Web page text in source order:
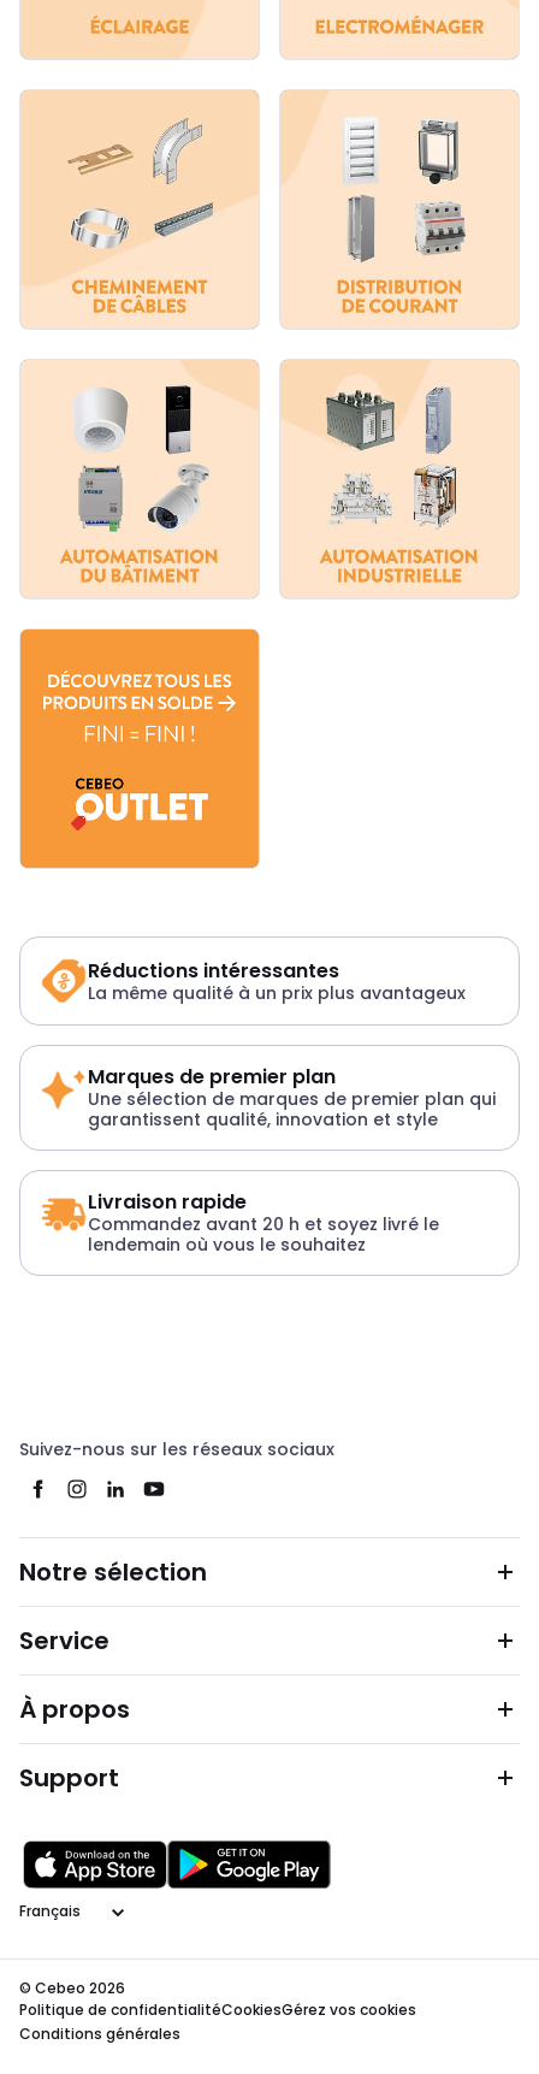
Réductions intéressantes
La même qualité à un prix plus avantageux
Marques de premier plan
Une sélection de marques de premier plan qui
garantissent qualité, innovation et style
Livraison rapide
Commandez avant 20 h et soyez livré le
lendemain où vous le souhaitez
Suivez-nous sur les réseaux sociaux
Notre sélection
Service
À propos
Support
Langage
© Cebeo 2026
Politique de confidentialitéCookiesGérez vos cookies
Conditions générales